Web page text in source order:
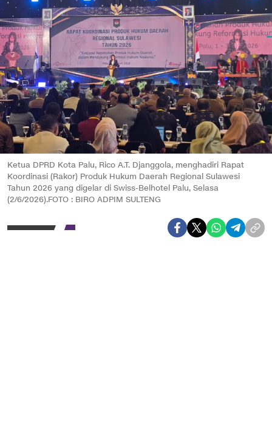
Ketua DPRD Kota Palu, Rico A.T. Djanggola, menghadiri Rapat
Koordinasi (Rakor) Produk Hukum Daerah Regional Sulawesi
Tahun 2026 yang digelar di Swiss-Belhotel Palu, Selasa
(2/6/2026).FOTO : BIRO ADPIM SULTENG